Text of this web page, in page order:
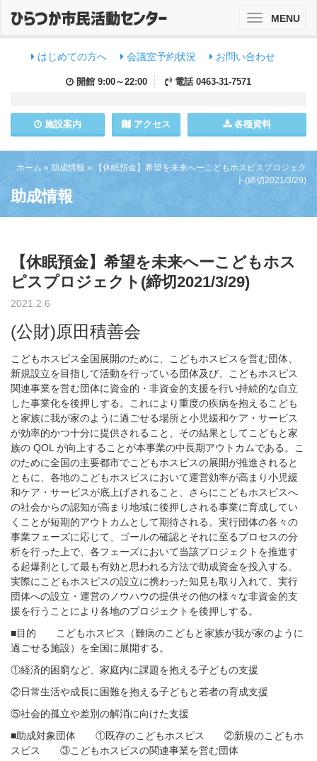
はじめての方へ 会議室予約状況 お問い合わせ
開館 9:00～22:00 電話 0463-31-7571
施設案内 アクセス 各種資料
ToggleMENU
ホーム » 助成情報 »
【休眠預金】希望を未来へーこどもホスピスプロジェク
ト(締切2021/3/29)
助成情報
【休眠預金】希望を未来へーこどもホス
ピスプロジェクト(締切2021/3/29)
2021.2.6
(公財)原田積善会
こどもホスピス全国展開のために、こどもホスピスを営む団体、
新規設立を目指して活動を行っている団体及び、こどもホスピス
関連事業を営む団体に資金的・非資金的支援を行い持続的な自立
した事業化を後押しする。これにより重度の疾病を抱えるこども
と家族に我が家のように過ごせる場所と小児緩和ケア・サービス
が効率的かつ十分に提供されること、その結果としてこどもと家
族の QOL が向上することが本事業の中長期アウトカムである。こ
のために全国の主要都市でこどもホスピスの展開が推進されると
ともに、各地のこどもホスピスにおいて運営効率が高まり小児緩
和ケア・サービスが底上げされること、さらにこどもホスピスへ
の社会からの認知が高まり地域に後押しされる事業に育成してい
くことが短期的アウトカムとして期待される。実行団体の各々の
事業フェーズに応じて、ゴールの確認とそれに至るプロセスの分
析を行った上で、各フェーズにおいて当該プロジェクトを推進す
る起爆剤として最も有効と思われる方法で助成資金を投入する。
実際にこどもホスピスの設立に携わった知見も取り入れて、実行
団体への設立・運営のノウハウの提供その他の様々な非資金的支
援を行うことにより各地のプロジェクトを後押しする。
■目的 こどもホスピス（難病のこどもと家族が我が家のように
過ごせる施設）を全国に展開する。
①経済的困窮など、家庭内に課題を抱える子どもの支援
②日常生活や成長に困難を抱える子どもと若者の育成支援
⑤社会的孤立や差別の解消に向けた支援
■助成対象団体 ①既存のこどもホスピス ②新規のこどもホ
スピス ③こどもホスピスの関連事業を営む団体